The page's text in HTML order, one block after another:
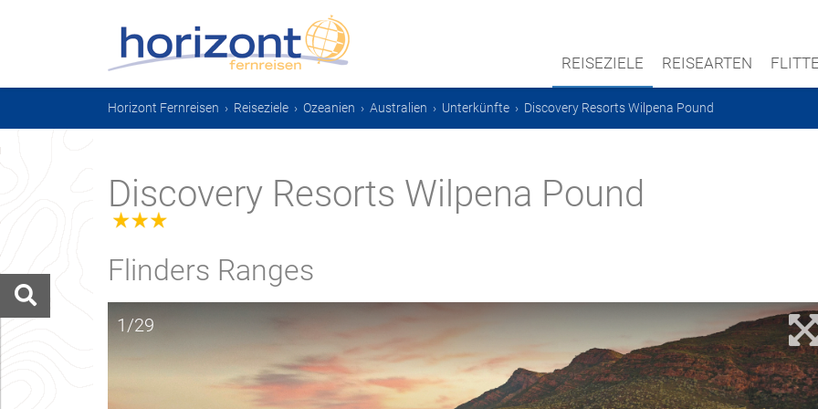
REISEZIELE REISEARTEN
Horizont Fernreisen › Reiseziele › Ozeanien › Australien › Unterkünfte › Discovery Resorts Wilpena Pound
Discovery Resorts Wilpena Pound
3.0
Flinders Ranges
1/29